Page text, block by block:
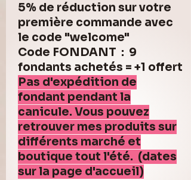
5% de réduction sur votre
première commande avec
le code "welcome"
Code FONDANT : 9
fondants achetés = +1 offert
Pas d'expédition de
fondant pendant la
canicule. Vous pouvez
retrouver mes produits sur
différents marché et
boutique tout l'été. (dates
sur la page d'accueil)